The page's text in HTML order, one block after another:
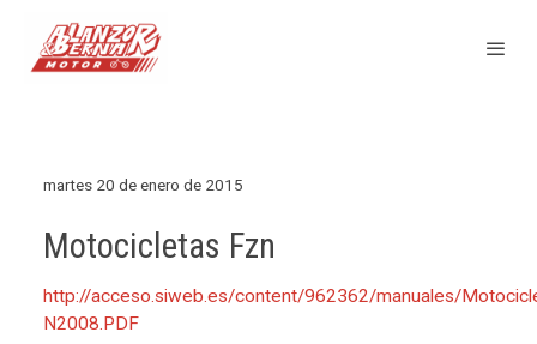
martes 20 de enero de 2015
Motocicletas Fzn
http://acceso.siweb.es/content/962362/manuales/
N2008.PDF